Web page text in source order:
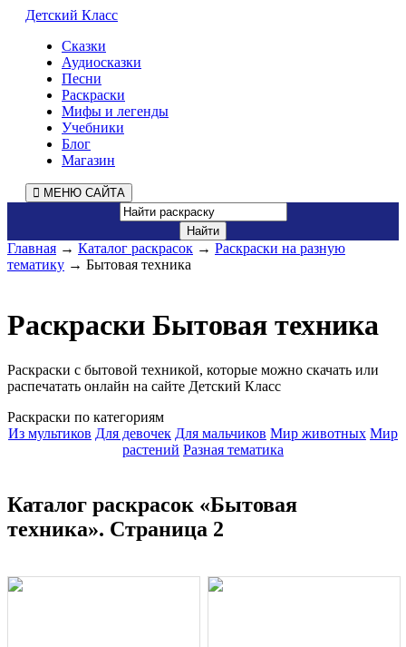
Детский Класс
Сказки
Аудиосказки
Песни
Раскраски
Мифы и легенды
Учебники
Блог
Магазин
МЕНЮ САЙТА
Главная → Каталог раскрасок → Раскраски на разную
тематику → Бытовая техника
Раскраски Бытовая техника
Раскраски с бытовой техникой, которые можно скачать или
распечатать онлайн на сайте Детский Класс
Раскраски по категориям
Из мультиков Для девочек Для мальчиков Мир животных Мир
растений Разная тематика
Каталог раскрасок «Бытовая
техника». Страница 2